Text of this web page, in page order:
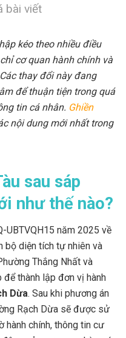
bài viết
kéo theo nhiều điều
cơ quan hành chính và
thay đổi này đang
để thuận tiện trong quá
tin cá nhân. Ghiền
nội dung mới nhất trong
sau sáp
như thế nào?
UBTVQH15 năm 2025 về
bộ diện tích tự nhiên và
Thắng Nhất và
thành lập đơn vị hành
Dừa. Sau khi phương án
Rạch Dừa sẽ được sử
hành chính, thông tin cư